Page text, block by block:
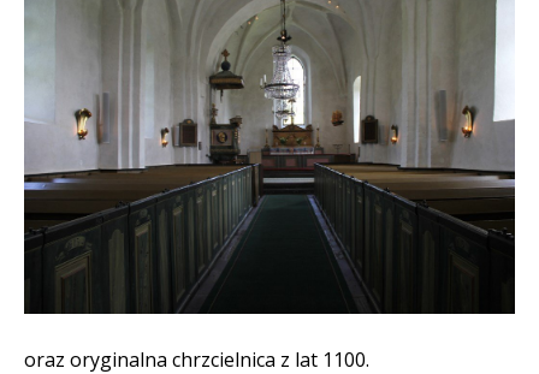
oraz oryginalna chrzcielnica z lat 1100.